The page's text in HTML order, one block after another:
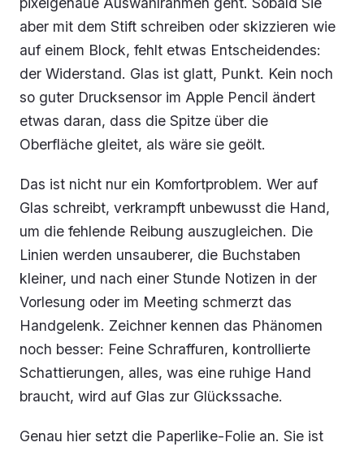
aber mit dem Stift schreiben oder skizzieren wie
auf einem Block, fehlt etwas Entscheidendes:
der Widerstand. Glas ist glatt, Punkt. Kein noch
so guter Drucksensor im Apple Pencil ändert
etwas daran, dass die Spitze über die
Oberfläche gleitet, als wäre sie geölt.
Das ist nicht nur ein Komfortproblem. Wer auf
Glas schreibt, verkrampft unbewusst die Hand,
um die fehlende Reibung auszugleichen. Die
Linien werden unsauberer, die Buchstaben
kleiner, und nach einer Stunde Notizen in der
Vorlesung oder im Meeting schmerzt das
Handgelenk. Zeichner kennen das Phänomen
noch besser: Feine Schraffuren, kontrollierte
Schattierungen, alles, was eine ruhige Hand
braucht, wird auf Glas zur Glückssache.
Genau hier setzt die Paperlike-Folie an. Sie ist